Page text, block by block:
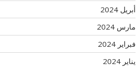
أبريل 2024
مارس 2024
فبراير 2024
يناير 2024